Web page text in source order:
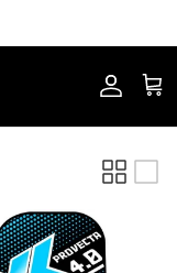
Account